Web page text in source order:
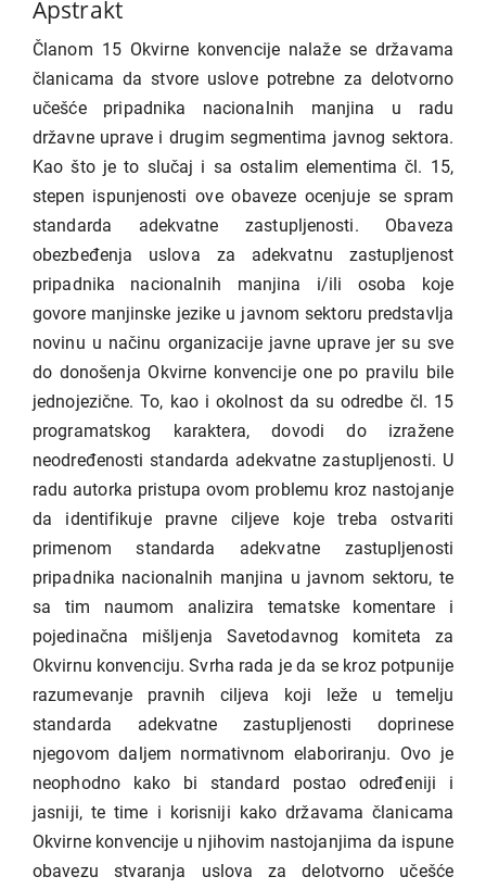
Apstrakt
Članom 15 Okvirne konvencije nalaže se državama
članicama da stvore uslove potrebne za delotvorno
učešće pripadnika nacionalnih manjina u radu
državne uprave i drugim segmentima javnog sektora.
Kao što je to slučaj i sa ostalim elementima čl. 15,
stepen ispunjenosti ove obaveze ocenjuje se spram
standarda adekvatne zastupljenosti. Obaveza
obezbeđenja uslova za adekvatnu zastupljenost
pripadnika nacionalnih manjina i/ili osoba koje
govore manjinske jezike u javnom sektoru predstavlja
novinu u načinu organizacije javne uprave jer su sve
do donošenja Okvirne konvencije one po pravilu bile
jednojezične. To, kao i okolnost da su odredbe čl. 15
programatskog karaktera, dovodi do izražene
neodređenosti standarda adekvatne zastupljenosti. U
radu autorka pristupa ovom problemu kroz nastojanje
da identifikuje pravne ciljeve koje treba ostvariti
primenom standarda adekvatne zastupljenosti
pripadnika nacionalnih manjina u javnom sektoru, te
sa tim naumom analizira tematske komentare i
pojedinačna mišljenja Savetodavnog komiteta za
Okvirnu konvenciju. Svrha rada je da se kroz potpunije
razumevanje pravnih ciljeva koji leže u temelju
standarda adekvatne zastupljenosti doprinese
njegovom daljem normativnom elaboriranju. Ovo je
neophodno kako bi standard postao određeniji i
jasniji, te time i korisniji kako državama članicama
Okvirne konvencije u njihovim nastojanjima da ispune
obavezu stvaranja uslova za delotvorno učešće